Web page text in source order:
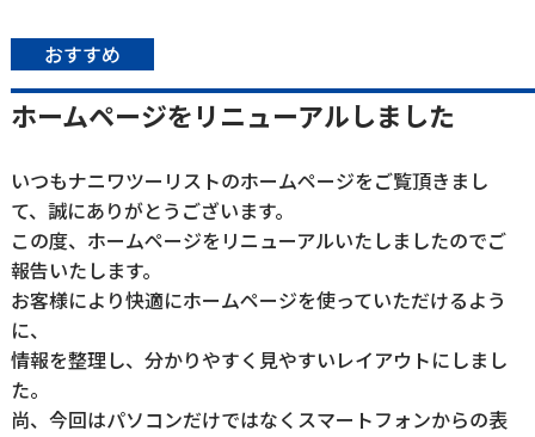
おすすめ
ホームページをリニューアルしました
いつもナニワツーリストのホームページをご覧頂きまし
て、誠にありがとうございます。
この度、ホームページをリニューアルいたしましたのでご
報告いたします。
お客様により快適にホームページを使っていただけるよう
に、
情報を整理し、分かりやすく見やすいレイアウトにしまし
た。
尚、今回はパソコンだけではなくスマートフォンからの表